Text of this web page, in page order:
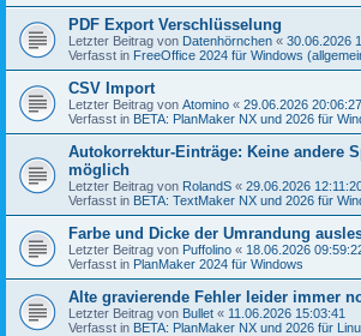
PDF Export Verschlüsselung
Letzter Beitrag von Datenhörnchen « 30.06.2026
Verfasst in FreeOffice 2024 für Windows
CSV Import
Letzter Beitrag von Atomino « 29.06.2026 20:06:27
Verfasst in BETA: PlanMaker NX und 2026 für
Autokorrektur-Einträge: Keine andere
möglich
Letzter Beitrag von RolandS « 29.06.2026
Verfasst in BETA: TextMaker NX und 2026 für
Farbe und Dicke der Umrandung
Letzter Beitrag von Puffolino « 18.06.2026
Verfasst in PlanMaker 2024 für Windows
Alte gravierende Fehler leider immer
Letzter Beitrag von Bullet « 11.06.2026 15:03:41
Verfasst in BETA: PlanMaker NX und 2026 für